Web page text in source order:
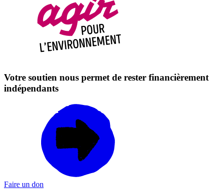
Votre soutien nous permet de rester financièrement
indépendants
Faire un don